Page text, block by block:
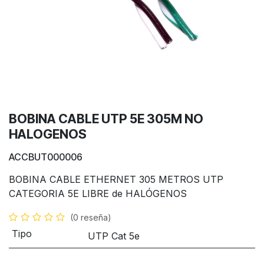
BOBINA CABLE UTP 5E 305M NO
HALOGENOS
ACCBUT000006
BOBINA CABLE ETHERNET 305 METROS UTP
CATEGORIA 5E LIBRE de HALÓGENOS
(0 reseña)
Tipo UTP Cat 5e